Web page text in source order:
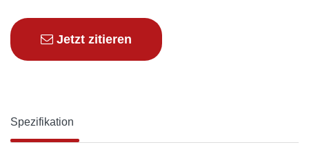
Jetzt zitieren
Spezifikation